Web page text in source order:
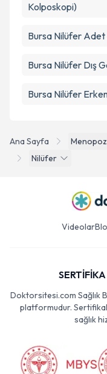
Ana Sayfa
Nilüfer
Kolposkopi)
Bursa Nilüfer Adet
Bursa Nilüfer Dış
Bursa Nilüfer
Videolar
Doktorsitesi.com Sağlık
platformudur.
sağlık